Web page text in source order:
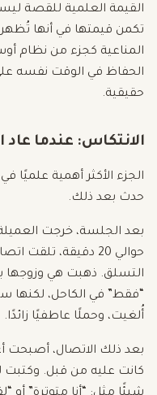
القيمة العلمية للقصة
تكمن قيمتها في أنها
المناعية كجزء من نظام
الحفاظ في الوقت نفسه
حقيقية.
الانتكاس: عندما عاد
الجزء الأكثر أهمية
حدث بعد ذلك.
بعد الجلسة، خرجت
حوالي 20 دقيقة،
التسلق. ذهبت هي وزوجها
“فقط” في الكاحل، لكنها
أُلغيت، وحملًا عاطفيًا زائدًا.
بعد ذلك الاتصال، أصبحت
كانت عليه من قبل. وكتبت